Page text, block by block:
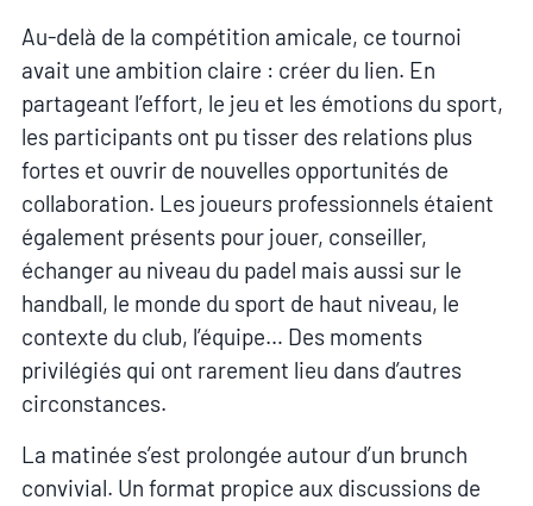
Au-delà de la compétition amicale, ce tournoi
avait une ambition claire : créer du lien. En
partageant l’effort, le jeu et les émotions du sport,
les participants ont pu tisser des relations plus
fortes et ouvrir de nouvelles opportunités de
collaboration. Les joueurs professionnels étaient
également présents pour jouer, conseiller,
échanger au niveau du padel mais aussi sur le
handball, le monde du sport de haut niveau, le
contexte du club, l’équipe… Des moments
privilégiés qui ont rarement lieu dans d’autres
circonstances.
La matinée s’est prolongée autour d’un brunch
convivial. Un format propice aux discussions de